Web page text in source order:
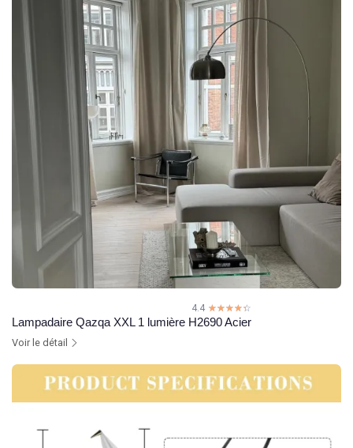
4.4 ☆☆☆☆☆
★★★★★
Lampadaire Qazqa XXL 1 lumière H2690 Acier
Voir le détail